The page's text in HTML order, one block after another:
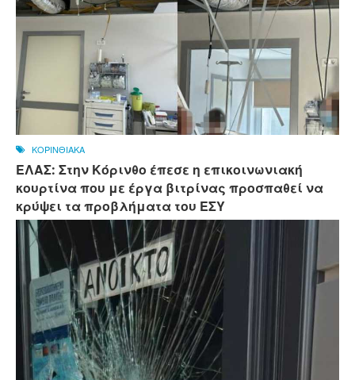
ΚΟΡΙΝΘΙΑΚΑ
ΕΛΑΣ: Στην Κόρινθο έπεσε η επικοινωνιακή
κουρτίνα που με έργα βιτρίνας προσπαθεί να
κρύψει τα προβλήματα του ΕΣΥ